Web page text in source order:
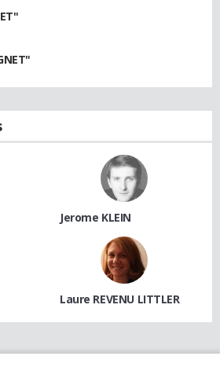
Jerome KLEIN
Laure REVENU LITTLER